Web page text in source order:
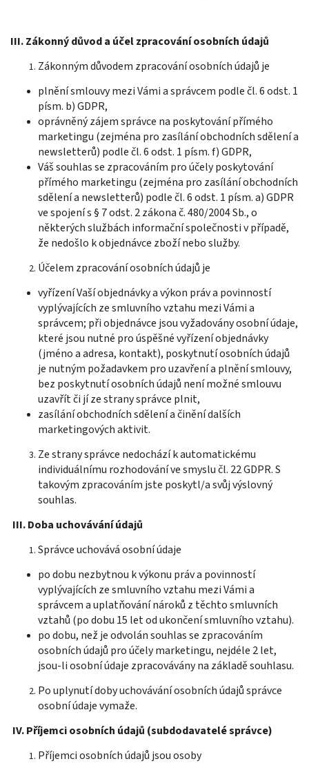
III. Zákonný důvod a účel zpracování osobních údajů
Zákonným důvodem zpracování osobních údajů je
plnění smlouvy mezi Vámi a správcem podle čl. 6 odst. 1
písm. b) GDPR,
oprávněný zájem správce na poskytování přímého
marketingu (zejména pro zasílání obchodních sdělení a
newsletterů) podle čl. 6 odst. 1 písm. f) GDPR,
Váš souhlas se zpracováním pro účely poskytování
přímého marketingu (zejména pro zasílání obchodních
sdělení a newsletterů) podle čl. 6 odst. 1 písm. a) GDPR
ve spojení s § 7 odst. 2 zákona č. 480/2004 Sb., o
některých službách informační společnosti v případě,
že nedošlo k objednávce zboží nebo služby.
Účelem zpracování osobních údajů je
vyřízení Vaší objednávky a výkon práv a povinností
vyplývajících ze smluvního vztahu mezi Vámi a
správcem; při objednávce jsou vyžadovány osobní údaje,
které jsou nutné pro úspěšné vyřízení objednávky
(jméno a adresa, kontakt), poskytnutí osobních údajů
je nutným požadavkem pro uzavření a plnění smlouvy,
bez poskytnutí osobních údajů není možné smlouvu
uzavřít či jí ze strany správce plnit,
zasílání obchodních sdělení a činění dalších
marketingových aktivit.
Ze strany správce nedochází k automatickému
individuálnímu rozhodování ve smyslu čl. 22 GDPR. S
takovým zpracováním jste poskytl/a svůj výslovný
souhlas.
III. Doba uchovávání údajů
Správce uchovává osobní údaje
po dobu nezbytnou k výkonu práv a povinností
vyplývajících ze smluvního vztahu mezi Vámi a
správcem a uplatňování nároků z těchto smluvních
vztahů (po dobu 15 let od ukončení smluvního vztahu).
po dobu, než je odvolán souhlas se zpracováním
osobních údajů pro účely marketingu, nejdéle 2 let,
jsou-li osobní údaje zpracovávány na základě souhlasu.
Po uplynutí doby uchovávání osobních údajů správce
osobní údaje vymaže.
IV.Příjemci osobních údajů (subdodavatelé správce)
Příjemci osobních údajů jsou osoby